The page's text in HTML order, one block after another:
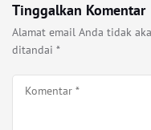
Tinggalkan Komentar
Alamat email Anda tidak
ditandai *